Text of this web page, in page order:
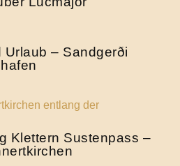
– Sandgerði
Klettern Sustenpass –